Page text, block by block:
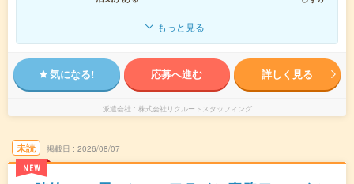
もっと見る
気になる! 応募へ進む 詳しく見る
派遣会社 株式会社リクルートスタッフィング
未読
NEW
掲載日 2026/08/07